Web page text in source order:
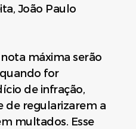
João Paulo
máxima serão
for
de infração,
de regularizarem a
multados. Esse